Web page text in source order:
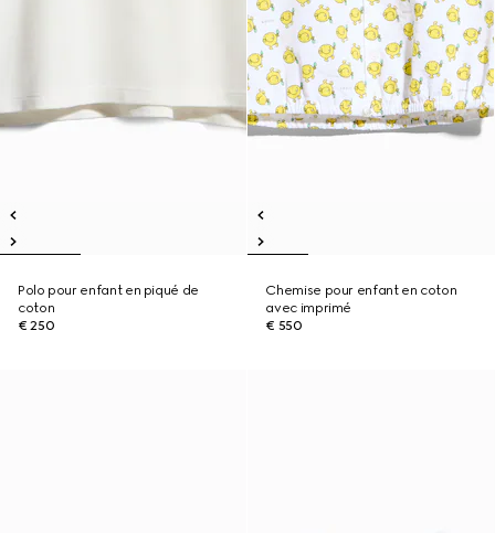
Polo pour enfant en piqué de
coton
€ 250
Chemise pour enfant en coton
avec imprimé
€ 550